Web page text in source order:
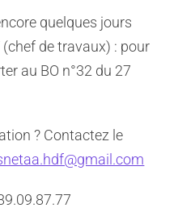
quelques jours
de travaux) : pour
au BO n°32 du 27
? Contactez le